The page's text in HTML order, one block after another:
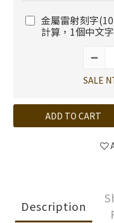
金屬雷射刻字
計算，1個中文
SALE
ADD TO CART
Description